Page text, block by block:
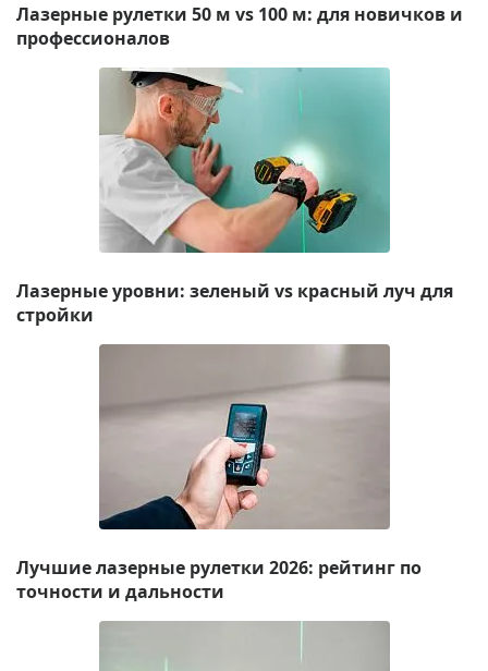
Лазерные рулетки 50 м vs 100 м: для новичков и
профессионалов
Лазерные уровни: зеленый vs красный луч для
стройки
Лучшие лазерные рулетки 2026: рейтинг по
точности и дальности